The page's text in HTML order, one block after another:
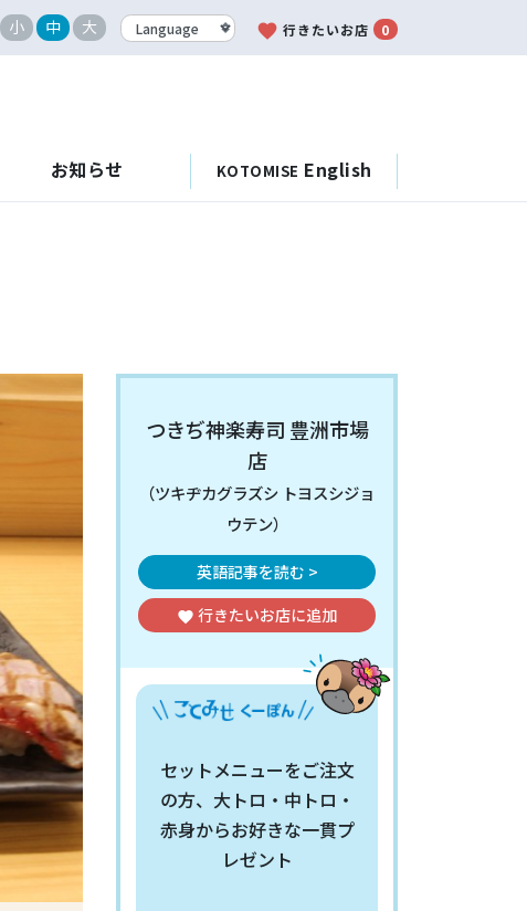
小 中 大 favorite 行きたいお店 0
お知らせ KOTOMISE English
つきぢ神楽寿司 豊洲市場
店
（ツキヂカグラズシ トヨスシジョ
ウテン）
英語記事を読む >
favorite 行きたいお店に追加
セットメニューをご注文
の方、大トロ・中トロ・
赤身からお好きな一貫プ
レゼント